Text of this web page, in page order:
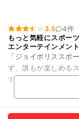
3.5
4件
もっと気軽にスポー
エンターテインメン
「ジョイポリススポ
ず、誰もが楽しめる
す。 スポーツの定番
「バスケットボール